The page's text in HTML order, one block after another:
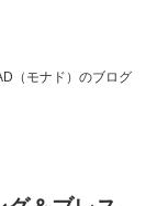
（モナド）のブログ